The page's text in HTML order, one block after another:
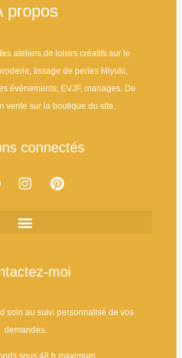
propos
ateliers de loisirs créatifs sur le
tissage de perles Miyuki,
évènements, EVJF, mariages. De
vente sur la boutique du site.
connectés
moi
soin au suivi personnalisé de vos
demandes.